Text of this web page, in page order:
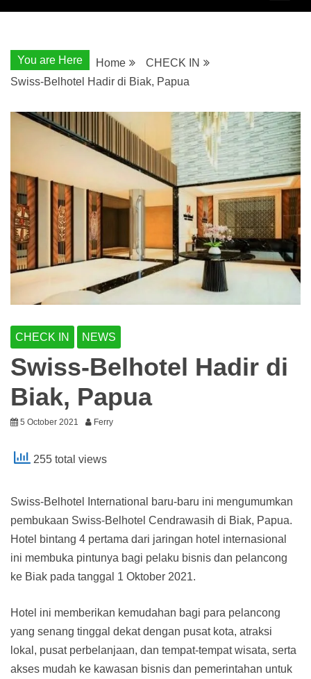
You are Here Home
CHECK IN
Swiss-Belhotel Hadir di Biak, Papua
CHECK IN NEWS
Swiss-Belhotel Hadir di
Biak, Papua
5 October 2021 Ferry
255 total views
Swiss-Belhotel International baru-baru ini mengumumkan
pembukaan Swiss-Belhotel Cendrawasih di Biak, Papua.
Hotel bintang 4 pertama dari jaringan hotel internasional
ini membuka pintunya bagi pelaku bisnis dan pelancong
ke Biak pada tanggal 1 Oktober 2021.
Hotel ini memberikan kemudahan bagi para pelancong
yang senang tinggal dekat dengan pusat kota, atraksi
lokal, pusat perbelanjaan, dan tempat-tempat wisata, serta
akses mudah ke kawasan bisnis dan pemerintahan untuk